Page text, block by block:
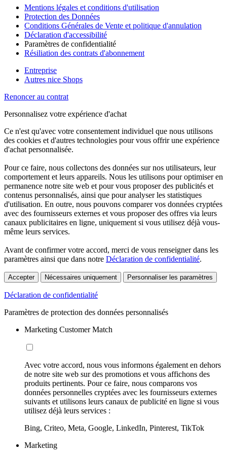
Mentions légales et conditions d'utilisation
Protection des Données
Conditions Générales de Vente et politique d'annulation
Déclaration d'accessibilité
Paramètres de confidentialité
Résiliation des contrats d'abonnement
Entreprise
Autres nice Shops
Renoncer au contrat
Personnalisez votre expérience d'achat
Ce n'est qu'avec votre consentement individuel que nous utilisons
des cookies et d'autres technologies pour vous offrir une expérience
d'achat personnalisée.
Pour ce faire, nous collectons des données sur nos utilisateurs, leur
comportement et leurs appareils. Nous les utilisons pour optimiser en
permanence notre site web et pour vous proposer des publicités et
contenus personnalisés, ainsi que pour analyser les statistiques
d'utilisation. En outre, nous pouvons comparer vos données cryptées
avec des fournisseurs externes et vous proposer des offres via leurs
canaux publicitaires en ligne, uniquement si vous utilisez déjà vous-
même leurs services.
Avant de confirmer votre accord, merci de vous renseigner dans les
paramètres ainsi que dans notre Déclaration de confidentialité.
Accepter Nécessaires uniquement Personnaliser les paramètres
Déclaration de confidentialité
Paramètres de protection des données personnalisés
Marketing Customer Match
Avec votre accord, nous vous informons également en dehors
de notre site web sur des promotions et vous affichons des
produits pertinents. Pour ce faire, nous comparons vos
données personnelles cryptées avec les fournisseurs externes
suivants et utilisons leurs canaux de publicité en ligne si vous
utilisez déjà leurs services :
Bing, Criteo, Meta, Google, LinkedIn, Pinterest, TikTok
Marketing